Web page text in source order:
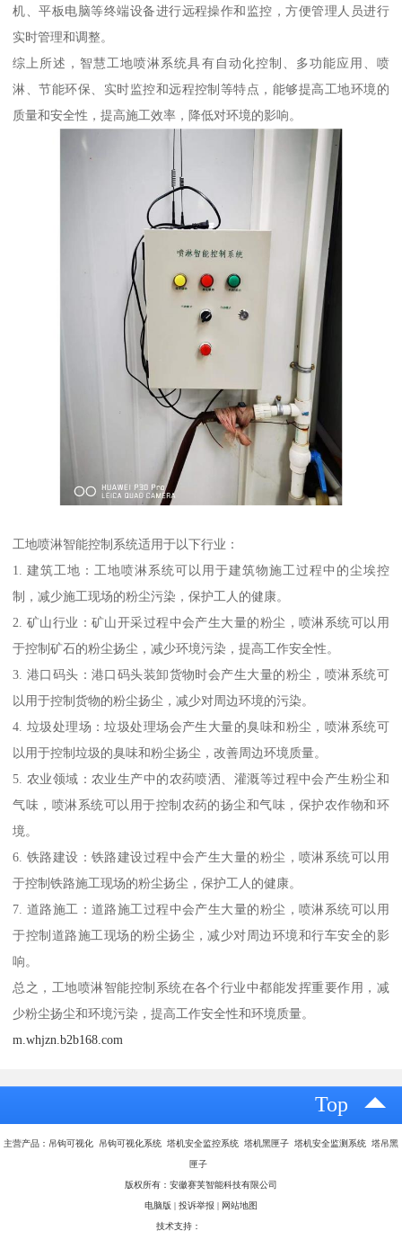
机、平板电脑等终端设备进行远程操作和监控，方便管理人员进行
实时管理和调整。
综上所述，智慧工地喷淋系统具有自动化控制、多功能应用、喷
淋、节能环保、实时监控和远程控制等特点，能够提高工地环境的
质量和安全性，提高施工效率，降低对环境的影响。
工地喷淋智能控制系统适用于以下行业：
1. 建筑工地：工地喷淋系统可以用于建筑物施工过程中的尘埃控
制，减少施工现场的粉尘污染，保护工人的健康。
2. 矿山行业：矿山开采过程中会产生大量的粉尘，喷淋系统可以用
于控制矿石的粉尘扬尘，减少环境污染，提高工作安全性。
3. 港口码头：港口码头装卸货物时会产生大量的粉尘，喷淋系统可
以用于控制货物的粉尘扬尘，减少对周边环境的污染。
4. 垃圾处理场：垃圾处理场会产生大量的臭味和粉尘，喷淋系统可
以用于控制垃圾的臭味和粉尘扬尘，改善周边环境质量。
5. 农业领域：农业生产中的农药喷洒、灌溉等过程中会产生粉尘和
气味，喷淋系统可以用于控制农药的扬尘和气味，保护农作物和环
境。
6. 铁路建设：铁路建设过程中会产生大量的粉尘，喷淋系统可以用
于控制铁路施工现场的粉尘扬尘，保护工人的健康。
7. 道路施工：道路施工过程中会产生大量的粉尘，喷淋系统可以用
于控制道路施工现场的粉尘扬尘，减少对周边环境和行车安全的影
响。
总之，工地喷淋智能控制系统在各个行业中都能发挥重要作用，减
少粉尘扬尘和环境污染，提高工作安全性和环境质量。
m.whjzn.b2b168.com
Top
主营产品：吊钩可视化 吊钩可视化系统 塔机安全监控系统 塔机黑匣子 塔机安全监测系统 塔吊黑
匣子
版权所有：安徽赛芙智能科技有限公司
电脑版 | 投诉举报 | 网站地图
技术支持：